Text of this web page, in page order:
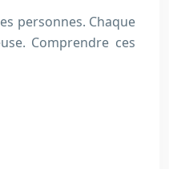
personnes. Chaque
Comprendre ces